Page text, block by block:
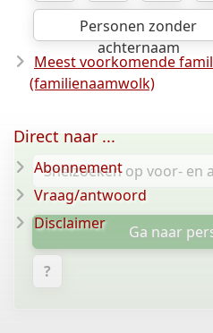
Personen zonder
achternaam
Meest voorkomende
(familienaamwolk)
Ga naar
?
Direct naar ...
Abonnement
Vraag/antwoord
Disclaimer